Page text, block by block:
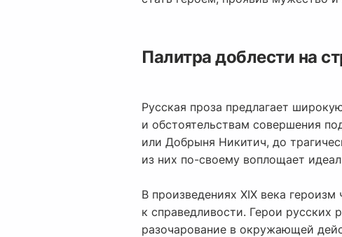
Палитра доблести на
Русская проза предлагает
и обстоятельствам совершения
или Добрыня Никитич, до
из них по-своему воплощает
В произведениях XIX века
к справедливости. Герои
разочарование в окружающей